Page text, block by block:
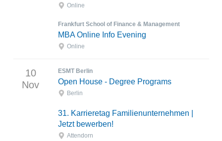
Online
Frankfurt School of Finance & Management
MBA Online Info Evening
Online
10
Nov
ESMT Berlin
Open House - Degree Programs
Berlin
31. Karrieretag Familienunternehmen |
Jetzt bewerben!
Attendorn